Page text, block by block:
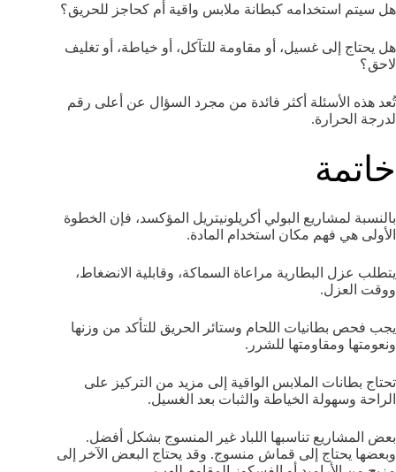
هل سيتم استخدامه كبطانة ملابس واقية أم كحاجز للحريق؟
هل يحتاج إلى غسيل، أو مقاومة للتآكل، أو خياطة، أو تغليف
لاحق؟
تُعد هذه الأسئلة أكثر فائدة من مجرد السؤال عن أعلى رقم
لدرجة الحرارة.
خاتمة
بالنسبة لمشاريع البولي أكريلونيتريل المؤكسد، فإن الخطوة
الأولى هي فهم مكان استخدام المادة.
يتطلب عزل البطارية مراعاة السماكة، وقابلية الانضغاط،
ووقت العزل.
يجب فحص بطانيات اللحام وستائر الحريق للتأكد من وزنها
ونعومتها ومقاومتها للشرر.
تحتاج بطانات الملابس الواقية إلى مزيد من التركيز على
الراحة وسهولة الخياطة والثبات بعد الغسيل.
بعض المشاريع تناسبها اللباد غير المنسوج بشكل أفضل.
وبعضها يحتاج إلى قماش منسوج. وقد يحتاج البعض الآخر إلى